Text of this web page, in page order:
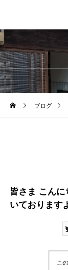
ブログ
皆さま こん
いております
徴でどっしり
葉の周りにク
こ